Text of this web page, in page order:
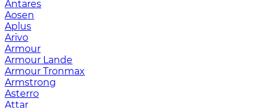
Antares
Aosen
Aplus
Arivo
Armour
Armour Lande
Armour Tronmax
Armstrong
Asterro
Attar